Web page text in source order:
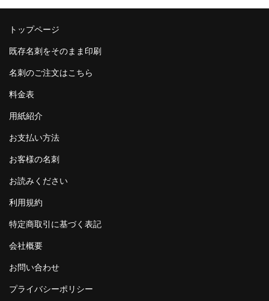
トップページ
既存名刺をそのまま印刷
名刺のご注文はこちら
料金表
用紙紹介
お支払い方法
お客様の名刺
お読みください
利用規約
特定商取引に基づく表記
会社概要
お問い合わせ
プライバシーポリシー